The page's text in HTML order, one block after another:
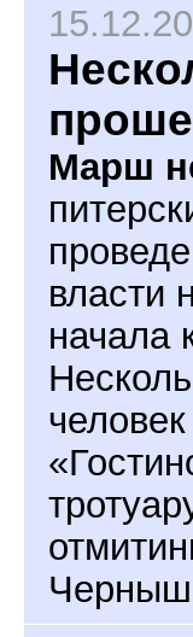
Марш
власти
начала